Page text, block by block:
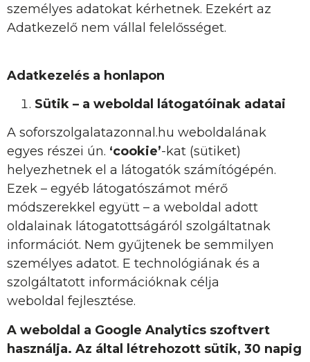
személyes adatokat kérhetnek. Ezekért az
Adatkezelő nem vállal felelősséget.
Adatkezelés a honlapon
Sütik – a weboldal látogatóinak adatai
A soforszolgalatazonnal.hu weboldalának
egyes részei ún. ‘cookie’-kat (sütiket)
helyezhetnek el a látogatók számítógépén.
Ezek – egyéb látogatószámot mérő
módszerekkel együtt – a weboldal adott
oldalainak látogatottságáról szolgáltatnak
információt. Nem gyűjtenek be semmilyen
személyes adatot. E technológiának és a
szolgáltatott információknak célja
weboldal fejlesztése.
A weboldal a Google Analytics szoftvert
használja. Az által létrehozott sütik, 30 napig